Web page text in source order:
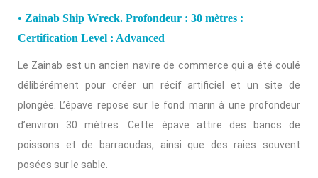
• Zainab Ship Wreck. Profondeur : 30 mètres :
Certification Level : Advanced
Le Zainab est un ancien navire de commerce qui a été coulé
délibérément pour créer un récif artificiel et un site de
plongée. L’épave repose sur le fond marin à une profondeur
d’environ 30 mètres. Cette épave attire des bancs de
poissons et de barracudas, ainsi que des raies souvent
posées sur le sable.